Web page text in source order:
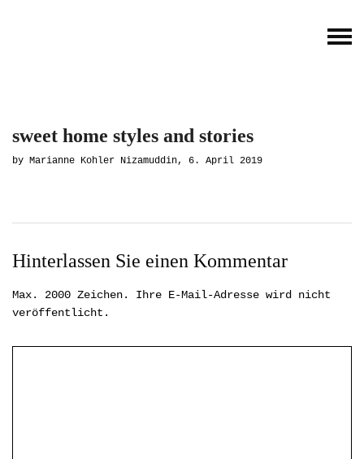
sweet home styles and stories
by Marianne Kohler Nizamuddin, 6. April 2019
Hinterlassen Sie einen Kommentar
Max. 2000 Zeichen. Ihre E-Mail-Adresse wird nicht
veröffentlicht.